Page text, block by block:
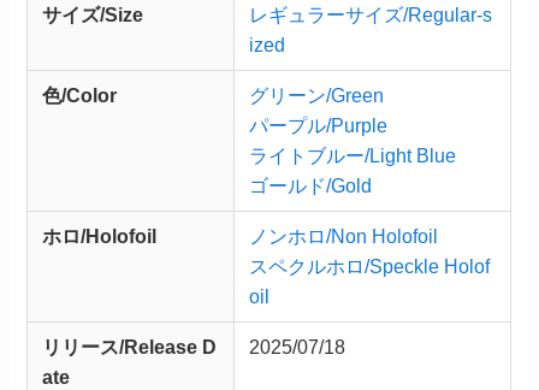
サイズ/Size
レギュラーサイズ/Regular-s
ized
色/Color
グリーン/Green
パープル/Purple
ライトブルー/Light Blue
ゴールド/Gold
ホロ/Holofoil
ノンホロ/Non Holofoil
スペクルホロ/Speckle Holof
oil
リリース/Release D
ate
2025/07/18